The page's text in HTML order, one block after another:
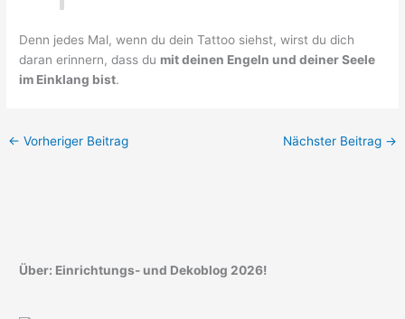
Denn jedes Mal, wenn du dein Tattoo siehst, wirst du dich
daran erinnern, dass du mit deinen Engeln und deiner Seele
im Einklang bist.
← Vorheriger Beitrag Nächster Beitrag →
Über: Einrichtungs- und Dekoblog 2026!